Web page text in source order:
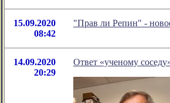
15.09.2020
08:42
"Прав ли Репин" -
14.09.2020
20:29
Ответ «ученому